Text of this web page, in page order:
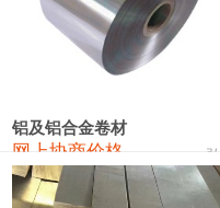
1#镁
1#电解锰(99.7%袋装)
1#铬
铝及铝合金卷材
网上协商价格